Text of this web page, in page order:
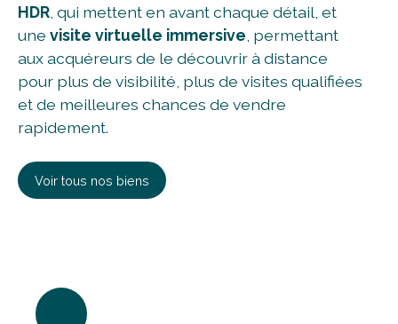
HDR, qui mettent en avant chaque détail, et
une visite virtuelle immersive, permettant
aux acquéreurs de le découvrir à distance
pour plus de visibilité, plus de visites qualifiées
et de meilleures chances de vendre
rapidement.
Voir tous nos biens